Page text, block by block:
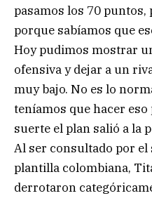
pasamos los 70 puntos,
porque sabíamos que
Hoy pudimos mostrar
ofensiva y dejar a un
muy bajo. No es lo
teníamos que hacer
suerte el plan salió a la
Al ser consultado por
plantilla colombiana,
derrotaron